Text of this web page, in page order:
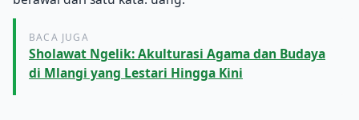
BACA JUGA
Sholawat Ngelik: Akulturasi Agama dan Budaya
di Mlangi yang Lestari Hingga Kini